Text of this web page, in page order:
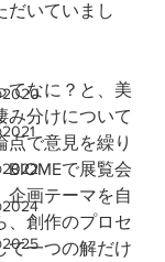
2020
2024
2025
だいていまし
てなに？と、美
み分けについて
点で意見を繰り
BIOMEで展覧会
企画テーマを自
、創作のプロセ
て一つの解だけ